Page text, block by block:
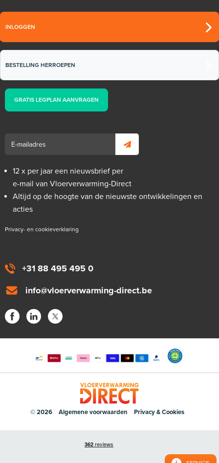
+31 88 495 495 0
info@vloerverwarming-direct.be
INLOGGEN
BESTELLING HERROEPEN
GRATIS LEGPLAN AANVRAGEN
12 x per jaar een nieuwsbrief per
e-mail van Vloerverwarming-Direct
Altijd op de hoogte van de nieuwste ontwikkelingen en
acties
Privacy- en cookieverklaring
© 2026 Algemene voorwaarden Privacy & Cookies